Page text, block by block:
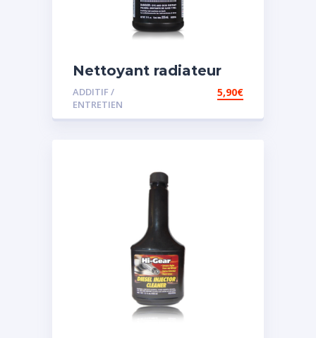
Nettoyant radiateur
ADDITIF /
ENTRETIEN
5,90€